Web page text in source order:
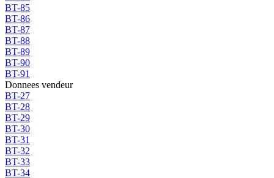
BT-85
BT-86
BT-87
BT-88
BT-89
BT-90
BT-91
Donnees vendeur
BT-27
BT-28
BT-29
BT-30
BT-31
BT-32
BT-33
BT-34